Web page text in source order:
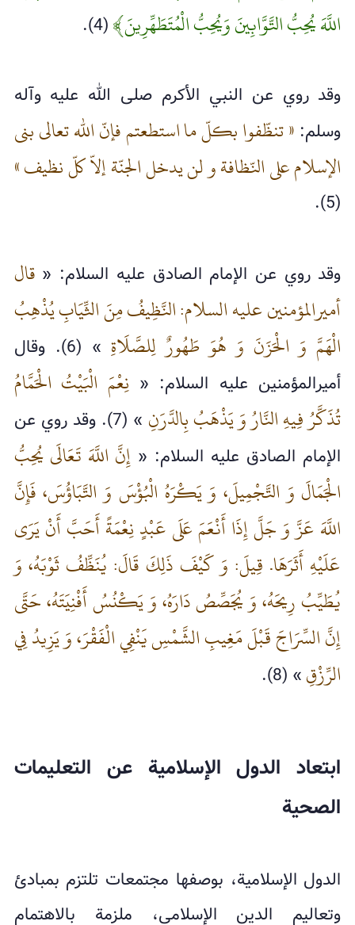
اللَّهَ يُحِبُّ التَّوَّابِينَ وَيُحِبُّ الْمُتَطَهِّرِينَ﴾ (4).
وقد روي عن النبي الأكرم صلى الله عليه وآله
وسلم: « تنظّفوا بكلّ ما استطعتم فإنّ اللّٰه تعالى بنى
الإسلام على النّظافة و لن يدخل الجنّة إلاّ كلّ نظيف »
(5).
وقد روي عن الإمام الصادق عليه السلام: « قال
أميرالمؤمنين عليه السلام: النَّظِيفُ مِنَ الثِّيَابِ يُذْهِبُ
الْهَمَّ وَ الْحَزَنَ وَ هُوَ طَهُورٌ لِلصَّلَاةِ
» (6). وقال
أميرالمؤمنين عليه السلام: «نِعْمَ الْبَيْتُ الْحَمَّامُ
تُذَكَّرُ فِيهِ النَّارُ وَ يَذْهَبُ بِالدَّرَنِ
» (7). وقد روي عن
الإمام الصادق عليه السلام: « إِنَّ اللَّهَ تَعَالَى يُحِبُّ
الْجَمَالَ وَ التَّجْمِيلَ، وَ يَكْرَهُ الْبُؤْسَ وَ التَّبَاؤُسَ، فَإِنَّ
اللَّهَ عَزَّ وَ جَلَّ إِذَا أَنْعَمَ عَلَى عَبْدٍ نِعْمَةً أَحَبَّ أَنْ يَرَى
عَلَيْهِ أَثَرَهَا. قِيلَ: وَ كَيْفَ ذَلِكَ قَالَ: يُنَظِّفُ ثَوْبَهُ، وَ
يُطَيِّبُ رِيحَهُ، وَ يُجَصِّصُ دَارَهُ، وَ يَكْنُسُ أَفْنِيَتَهُ، حَتَّى
إِنَّ السِّرَاجَ قَبْلَ مَغِيبِ الشَّمْسِ يَنْفِي الْفَقْرَ، وَ يَزِيدُ فِي
الرِّزْقِ » (8).
ابتعاد الدول الإسلامية عن التعليمات
الصحية
الدول الإسلامية، بوصفها مجتمعات تلتزم بمبادئ
وتعاليم الدين الإسلامي، ملزمة بالاهتمام